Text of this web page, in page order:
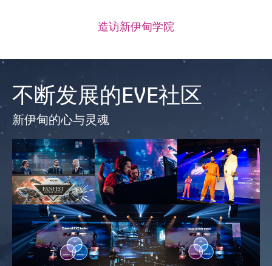
造访新伊甸学院
不断发展的EVE社区
新伊甸的心与灵魂